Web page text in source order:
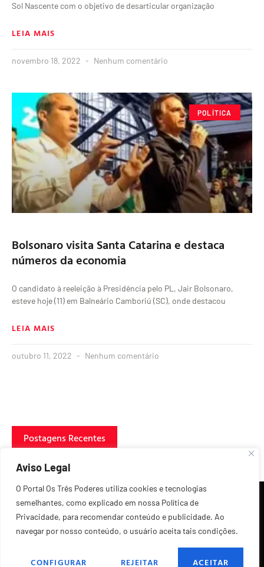
Aviso Legal
O Portal Os Três Poderes utiliza cookies e tecnologias
semelhantes, como explicado em nossa Política de
Privacidade, para recomendar conteúdo e publicidade. Ao
navegar por nosso conteúdo, o usuário aceita tais condições.
CONFIGURAR REJEITAR ACEITAR
Sol Nascente com o objetivo de desarticular organização
LEIA MAIS
novembro 18, 2022 Nenhum comentário
POLÍTICA
Bolsonaro visita Santa Catarina e destaca
números da economia
O candidato à reeleição à Presidência pelo PL, Jair Bolsonaro,
esteve hoje (11) em Balneário Camboriú (SC), onde destacou
LEIA MAIS
outubro 11, 2022 Nenhum comentário
Postagens Recentes